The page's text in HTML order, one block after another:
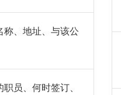
称、地址、与该公
员、何时签订、